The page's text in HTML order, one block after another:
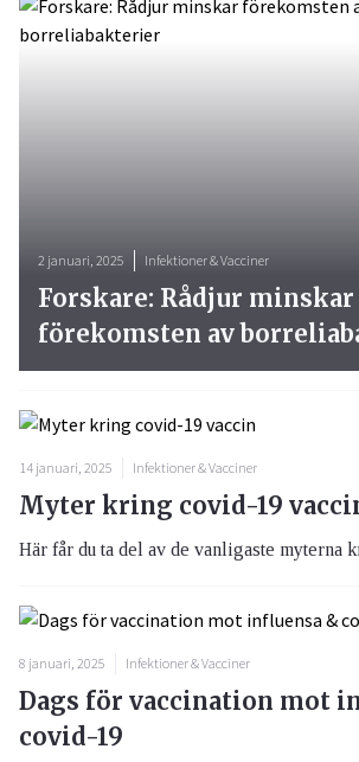
14 januari, 2025 Infektioner & Vacciner
Myter kring covid-19
Här får du ta del av de vanligaste myterna
8 januari, 2025 Infektioner & Vacciner
Dags för vaccination mot
covid-19
2 januari, 2025 Infektioner & Vacciner
Forskare: Rådjur minskar
förekomsten av